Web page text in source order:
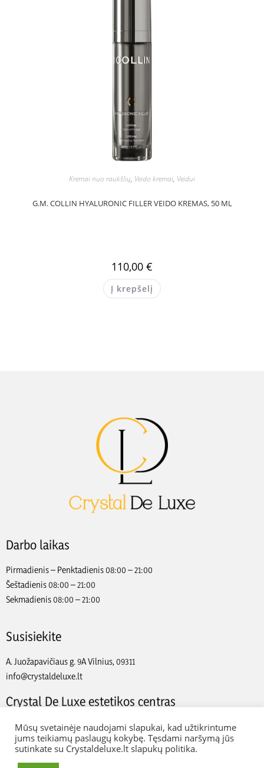
Kremai nuo raukšlių, Veido kremai, Veidui
G.M. COLLIN HYALURONIC FILLER VEIDO KREMAS, 50 ML
110,00 €
Į krepšelį
Darbo laikas
Pirmadienis – Penktadienis 08:00 – 21:00
Šeštadienis 08:00 – 21:00
Sekmadienis 08:00 – 21:00
Susisiekite
A. Juožapavičiaus g. 9A Vilnius, 09311
info@crystaldeluxe.lt
Crystal De Luxe estetikos centras
2022 Crystal De Luxe estetikos centras. Visos teisės saugomos.
Web Ideas:
Mūsų svetainėje naudojami slapukai, kad užtikrintume
jums teikiamų paslaugų kokybę. Tęsdami naršymą jūs
sutinkate su Crystaldeluxe.lt slapukų politika.